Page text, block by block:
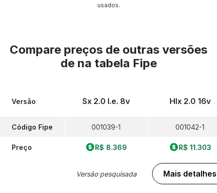
usados.
Compare preços de outras versões
de na tabela Fipe
Versão
Código Fipe
Preço
Sx 2.0 I.e. 8v
001039-1
R$ 8.369
Versão pesquisada
Hlx 2.0 16v
001042-1
R$ 11.303
Mais detalhes